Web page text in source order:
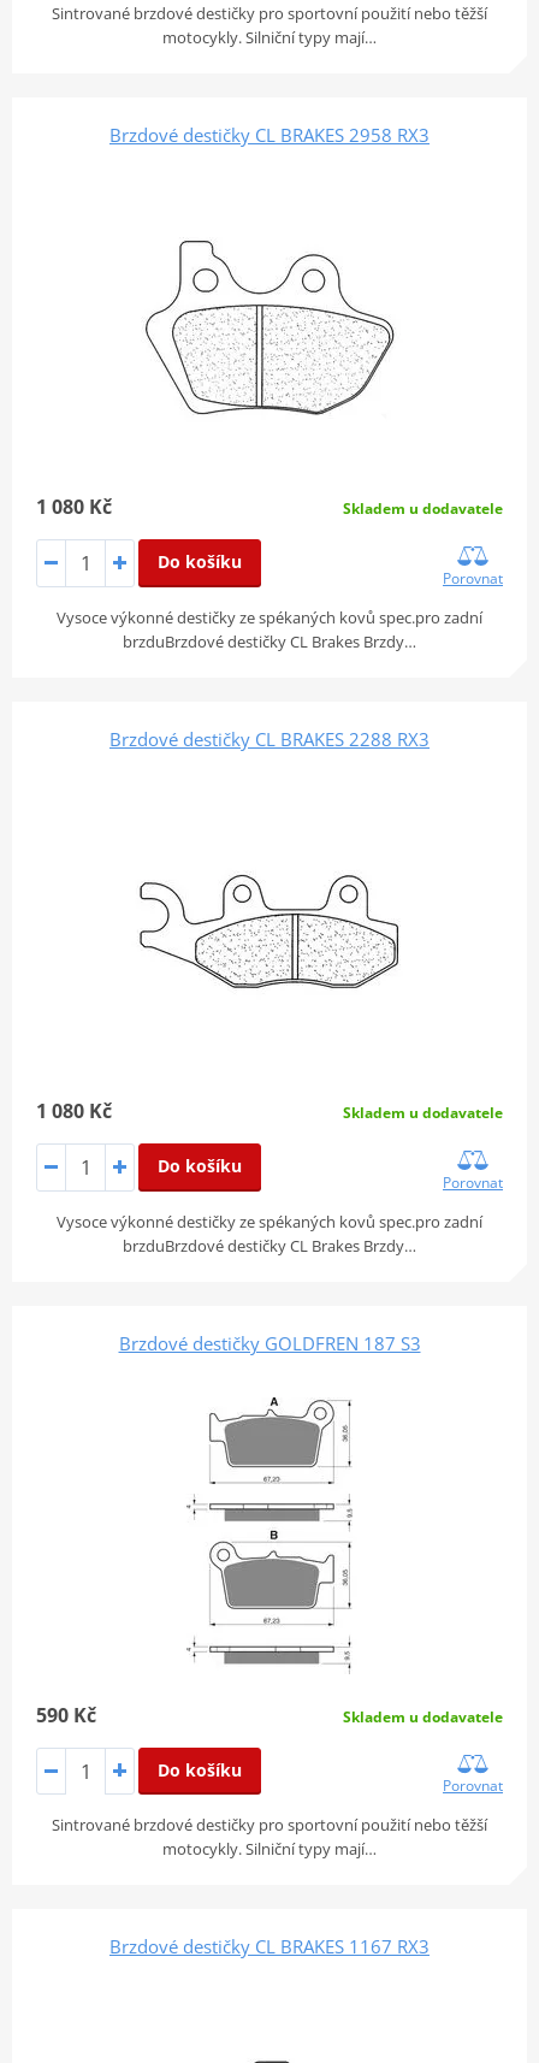
Sintrované brzdové destičky pro sportovní použití nebo těžší
motocykly. Silniční typy mají…
Brzdové destičky CL BRAKES 2958 RX3
1 080 Kč Skladem u dodavatele
Do košíku
Porovnat
Vysoce výkonné destičky ze spékaných kovů spec.pro zadní
brzduBrzdové destičky CL Brakes Brzdy…
Brzdové destičky CL BRAKES 2288 RX3
1 080 Kč Skladem u dodavatele
Do košíku
Porovnat
Vysoce výkonné destičky ze spékaných kovů spec.pro zadní
brzduBrzdové destičky CL Brakes Brzdy…
Brzdové destičky GOLDFREN 187 S3
590 Kč Skladem u dodavatele
Do košíku
Porovnat
Sintrované brzdové destičky pro sportovní použití nebo těžší
motocykly. Silniční typy mají…
Brzdové destičky CL BRAKES 1167 RX3